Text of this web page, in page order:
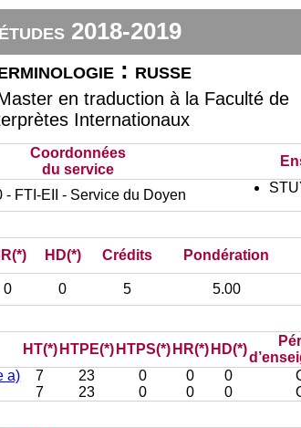
2018-2019
: russe
en traduction à la Faculté de
Internationaux
Coordonnées
du service
- FTI-EII - Service du Doyen
HD(*) Crédits Pondération
0 0 5 5.00
HT(*) HTPE(*) HTPS(*) HR(*) HD(*)
a) 7 23 0 0 0
7 23 0 0 0